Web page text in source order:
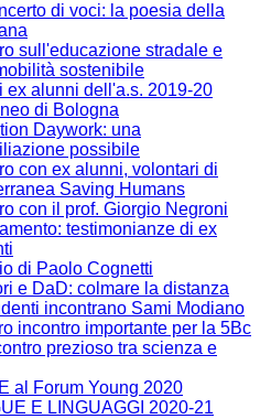
di voci: la poesia della
sull'educazione stradale e
sostenibile
ex alunni dell'a.s. 2019-20
di Bologna
Daywork: una
possibile
con ex alunni, volontari di
Saving Humans
con il prof. Giorgio Negroni
testimonianze di ex
di Paolo Cognetti
e DaD: colmare la distanza
incontrano Sami Modiano
incontro importante per la 5Bc
prezioso tra scienza e
al Forum Young 2020
E LINGUAGGI 2020-21